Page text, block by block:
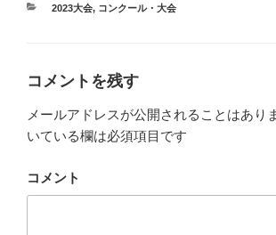
カ
2023大会, コンクール・大会
コメントを残す
メールアドレスが公開されることはあり
いている欄は必須項目です
コメント